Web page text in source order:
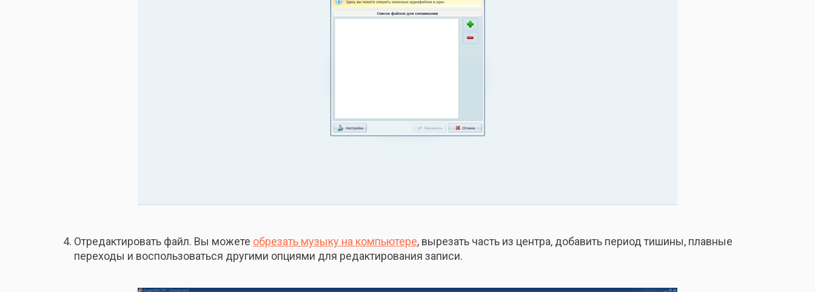
Отредактировать файл. Вы можете обрезать музыку на компьютере, вырезать часть из центра, добавить период тишины, плавные
переходы и воспользоваться другими опциями для редактирования записи.